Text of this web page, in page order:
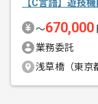
【C言語】遊技
〜670,000
業務委託
浅草橋（東京